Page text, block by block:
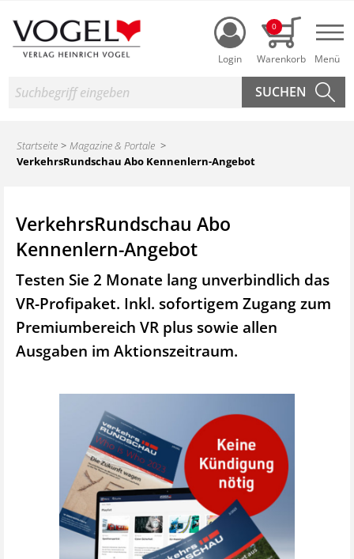
Login
0
Suche
Startseite
Magazine & Portale
VerkehrsRundschau Abo Kennenlern-Angebot
VerkehrsRundschau Abo
Kennenlern-Angebot
Testen Sie 2 Monate lang unverbindlich das
VR-Profipaket. Inkl. sofortigem Zugang zum
Premiumbereich VR plus sowie allen
Ausgaben im Aktionszeitraum.